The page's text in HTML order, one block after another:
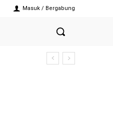
Masuk / Bergabung